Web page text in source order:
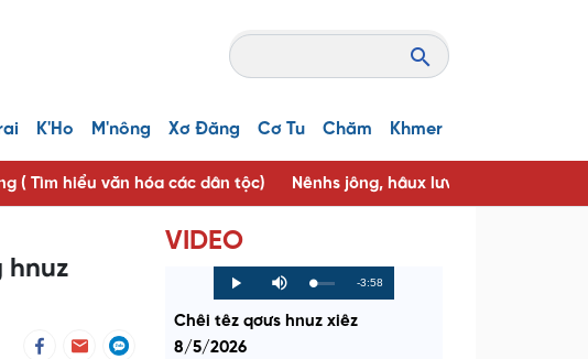
K'Ho M'nông Xơ Đăng Cơ Tu Chăm Khmer
( Tìm hiểu văn hóa các dân tộc) Nênhs jông, hâux lưv jông ( Người
hnuz
VIDEO
P
l
y
M
u
e
L
o
d
P
r
g
R
e
-3:58
Chêi têz qơưs hnuz xiêz
8/5/2026